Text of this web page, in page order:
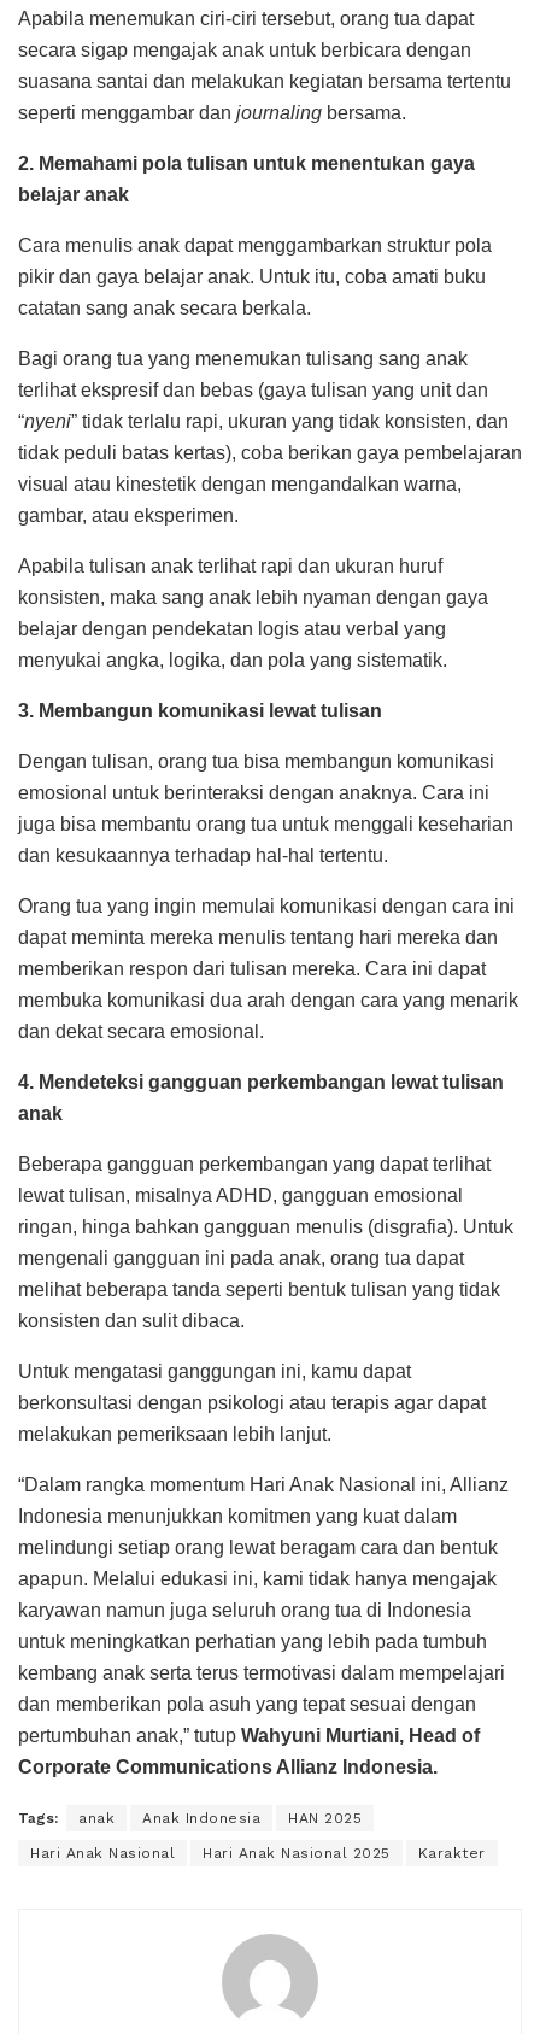
Apabila menemukan ciri-ciri tersebut, orang tua dapat
secara sigap mengajak anak untuk berbicara dengan
suasana santai dan melakukan kegiatan bersama tertentu
seperti menggambar dan journaling bersama.
2. Memahami pola tulisan untuk menentukan gaya
belajar anak
Cara menulis anak dapat menggambarkan struktur pola
pikir dan gaya belajar anak. Untuk itu, coba amati buku
catatan sang anak secara berkala.
Bagi orang tua yang menemukan tulisang sang anak
terlihat ekspresif dan bebas (gaya tulisan yang unit dan
“nyeni” tidak terlalu rapi, ukuran yang tidak konsisten, dan
tidak peduli batas kertas), coba berikan gaya pembelajaran
visual atau kinestetik dengan mengandalkan warna,
gambar, atau eksperimen.
Apabila tulisan anak terlihat rapi dan ukuran huruf
konsisten, maka sang anak lebih nyaman dengan gaya
belajar dengan pendekatan logis atau verbal yang
menyukai angka, logika, dan pola yang sistematik.
3. Membangun komunikasi lewat tulisan
Dengan tulisan, orang tua bisa membangun komunikasi
emosional untuk berinteraksi dengan anaknya. Cara ini
juga bisa membantu orang tua untuk menggali keseharian
dan kesukaannya terhadap hal-hal tertentu.
Orang tua yang ingin memulai komunikasi dengan cara ini
dapat meminta mereka menulis tentang hari mereka dan
memberikan respon dari tulisan mereka. Cara ini dapat
membuka komunikasi dua arah dengan cara yang menarik
dan dekat secara emosional.
4. Mendeteksi gangguan perkembangan lewat tulisan
anak
Beberapa gangguan perkembangan yang dapat terlihat
lewat tulisan, misalnya ADHD, gangguan emosional
ringan, hinga bahkan gangguan menulis (disgrafia). Untuk
mengenali gangguan ini pada anak, orang tua dapat
melihat beberapa tanda seperti bentuk tulisan yang tidak
konsisten dan sulit dibaca.
Untuk mengatasi ganggungan ini, kamu dapat
berkonsultasi dengan psikologi atau terapis agar dapat
melakukan pemeriksaan lebih lanjut.
“Dalam rangka momentum Hari Anak Nasional ini, Allianz
Indonesia menunjukkan komitmen yang kuat dalam
melindungi setiap orang lewat beragam cara dan bentuk
apapun. Melalui edukasi ini, kami tidak hanya mengajak
karyawan namun juga seluruh orang tua di Indonesia
untuk meningkatkan perhatian yang lebih pada tumbuh
kembang anak serta terus termotivasi dalam mempelajari
dan memberikan pola asuh yang tepat sesuai dengan
pertumbuhan anak,” tutup Wahyuni Murtiani, Head of
Corporate Communications Allianz Indonesia.
Tags: anak Anak Indonesia HAN 2025
Hari Anak Nasional Hari Anak Nasional 2025 Karakter